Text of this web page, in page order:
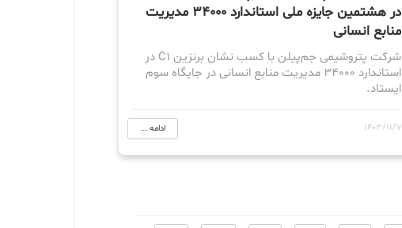
در هشتمین جایزه ملی استاندارد ۳۴۰۰۰ مدیریت
منابع انسانی
شرکت پتروشیمی جم‌پیلن با کسب نشان برنزین C1 در
استاندارد ۳۴۰۰۰ مدیریت منابع انسانی در جایگاه سوم
ایستاد.
1403/11/7 ادامه ...